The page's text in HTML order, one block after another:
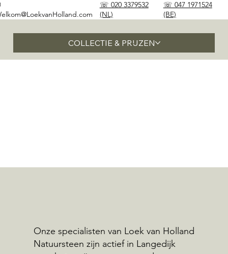
COLLECTIE & PRIJZEN
☏ 020 3379532
(NL)
☏ 047 1971524
(BE)
Onze specialisten van Loek van Holland
Natuursteen zijn actief in Langedijk